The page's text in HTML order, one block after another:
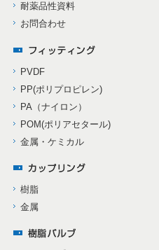
耐薬品性資料
お問合わせ
PVDF
PP(ポリプロピレン)
PA（ナイロン）
POM(ポリアセタール)
金属・ケミカル
樹脂
金属